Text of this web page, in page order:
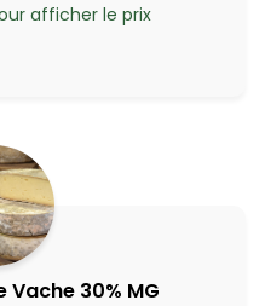
afficher le prix
Vache 30% MG